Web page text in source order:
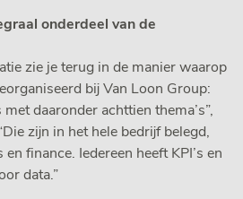
onderdeel van de
zie je terug in de manier waarop
bij Van Loon Group:
daaronder achttien thema’s”,
zijn in het hele bedrijf belegd,
finance. Iedereen heeft KPI’s en
data.”